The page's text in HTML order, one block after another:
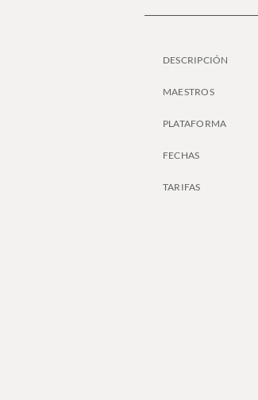
DESCRIPCIÓN
MAESTROS
PLATAFORMA
FECHAS
TARIFAS